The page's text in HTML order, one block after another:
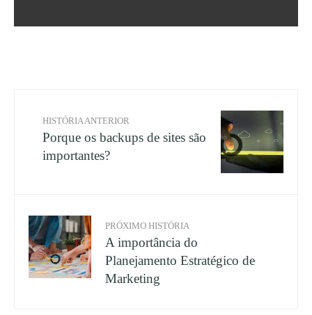
HISTÓRIA ANTERIOR
Porque os backups de sites são
importantes?
PRÓXIMO HISTÓRIA
A importância do
Planejamento Estratégico de
Marketing